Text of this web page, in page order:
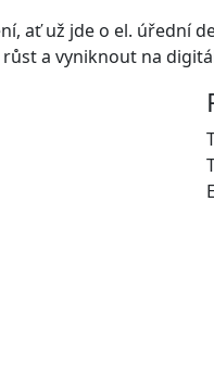
ať už jde o el. úřední
a vyniknout na